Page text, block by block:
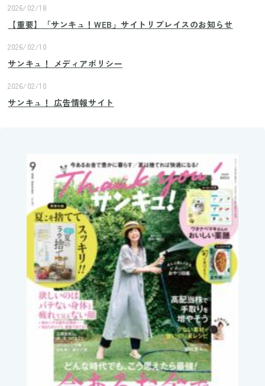
2026/02/18
【重要】「サンキュ！WEB」サイトリプレイスのお知らせ
2026/02/10
サンキュ！ メディアポリシー
2026/02/10
サンキュ！ 広告情報サイト